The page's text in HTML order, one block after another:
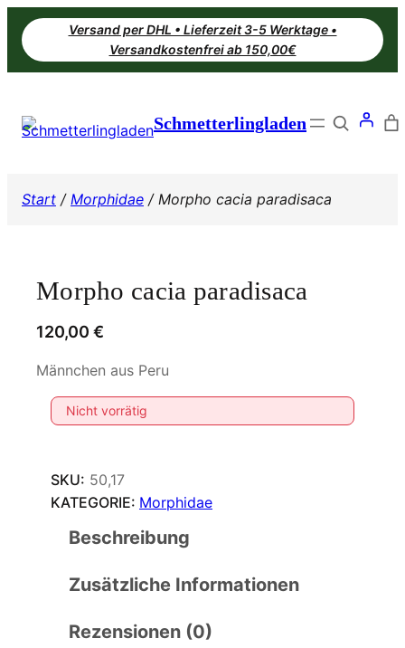
Zum
Inhalt
springen
Versand per DHL • Lieferzeit 3-5 Werktage •
Versandkostenfrei ab 150,00€
Schmetterlingladen Search
Start / Morphidae / Morpho cacia paradisaca
Morpho cacia paradisaca
120,00 €
Männchen aus Peru
Nicht vorrätig
SKU: 50,17
KATEGORIE: Morphidae
Beschreibung
Zusätzliche Informationen
Rezensionen (0)